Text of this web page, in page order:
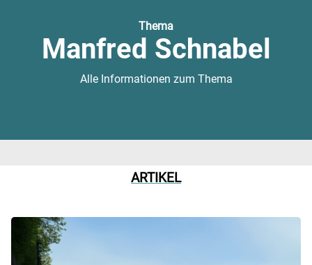
Thema
Manfred Schnabel
Alle Informationen zum Thema
ARTIKEL